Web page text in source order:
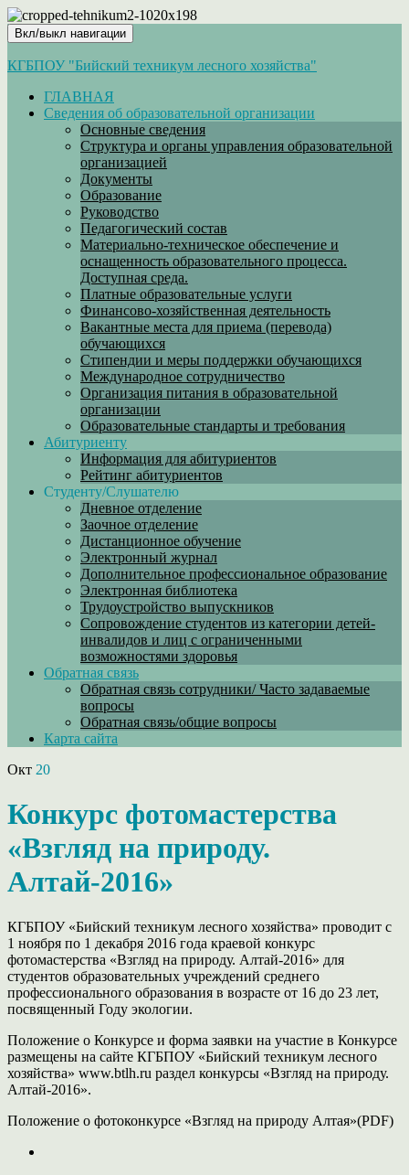
Вкл/выкл навигации
КГБПОУ "Бийский техникум лесного хозяйства"
ГЛАВНАЯ
Сведения об образовательной организации
Основные сведения
Структура и органы управления образовательной
организацией
Документы
Образование
Руководство
Педагогический состав
Материально-техническое обеспечение и
оснащенность образовательного процесса.
Доступная среда.
Платные образовательные услуги
Финансово-хозяйственная деятельность
Вакантные места для приема (перевода)
обучающихся
Стипендии и меры поддержки обучающихся
Международное сотрудничество
Организация питания в образовательной
организации
Образовательные стандарты и требования
Абитуриенту
Информация для абитуриентов
Рейтинг абитуриентов
Студенту/Слушателю
Дневное отделение
Заочное отделение
Дистанционное обучение
Электронный журнал
Дополнительное профессиональное образование
Электронная библиотека
Трудоустройство выпускников
Сопровождение студентов из категории детей-
инвалидов и лиц с ограниченными
возможностями здоровья
Обратная связь
Обратная связь сотрудники/ Часто задаваемые
вопросы
Обратная связь/общие вопросы
Карта сайта
Окт 20
Конкурс фотомастерства
«Взгляд на природу.
Алтай-2016»
КГБПОУ «Бийский техникум лесного хозяйства» проводит с
1 ноября по 1 декабря 2016 года краевой конкурс
фотомастерства «Взгляд на природу. Алтай-2016» для
студентов образовательных учреждений среднего
профессионального образования в возрасте от 16 до 23 лет,
посвященный Году экологии.
Положение о Конкурсе и форма заявки на участие в Конкурсе
размещены на сайте КГБПОУ «Бийский техникум лесного
хозяйства» www.btlh.ru раздел конкурсы «Взгляд на природу.
Алтай-2016».
Положение о фотоконкурсе «Взгляд на природу Алтая»(PDF)